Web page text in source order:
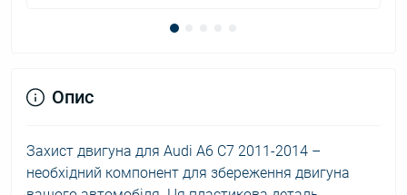
Опис
Захист двигуна для Audi A6 C7 2011-2014 –
необхідний компонент для збереження двигуна